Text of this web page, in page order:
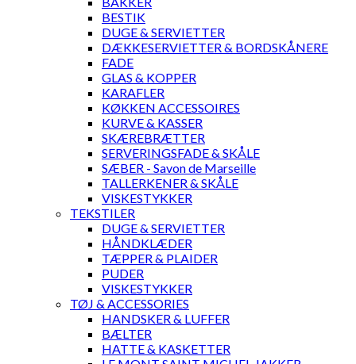
BESTIK
DUGE & SERVIETTER
DÆKKESERVIETTER & BORDSKÅNERE
FADE
GLAS & KOPPER
KARAFLER
KØKKEN ACCESSOIRES
KURVE & KASSER
SKÆREBRÆTTER
SERVERINGSFADE & SKÅLE
SÆBER - Savon de Marseille
TALLERKENER & SKÅLE
VISKESTYKKER
TEKSTILER
DUGE & SERVIETTER
HÅNDKLÆDER
TÆPPER & PLAIDER
PUDER
VISKESTYKKER
TØJ & ACCESSORIES
HANDSKER & LUFFER
BÆLTER
HATTE & KASKETTER